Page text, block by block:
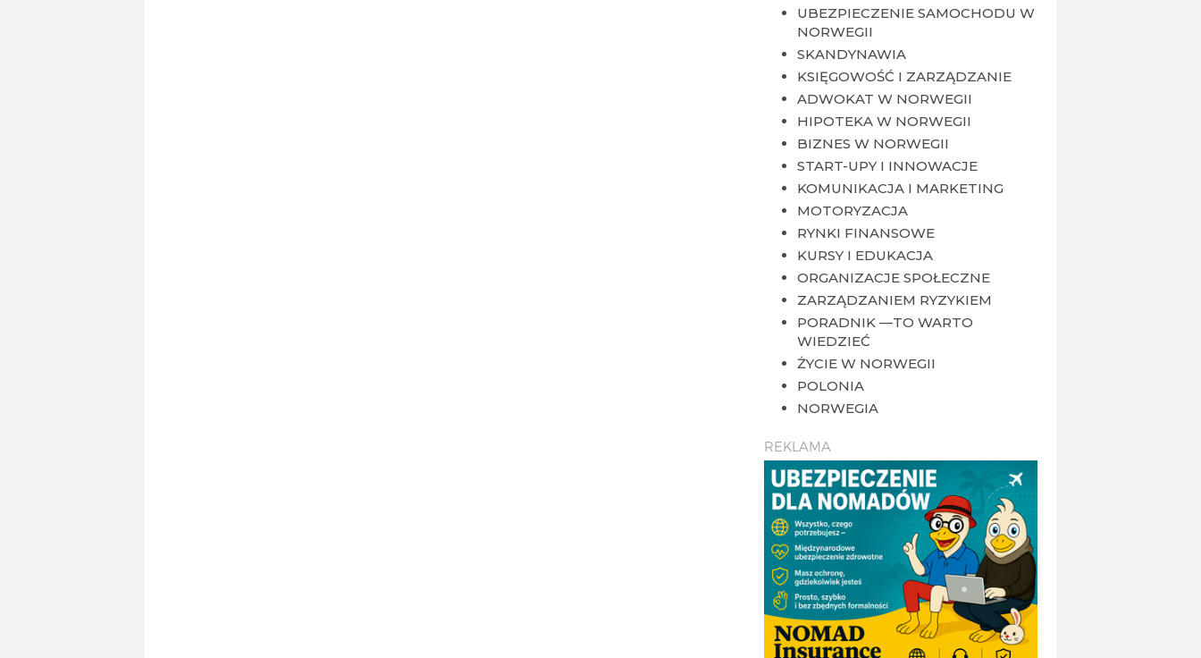
UBEZPIECZENIE SAMOCHODU W
NORWEGII
SKANDYNAWIA
KSIĘGOWOŚĆ I ZARZĄDZANIE
ADWOKAT W NORWEGII
HIPOTEKA W NORWEGII
BIZNES W NORWEGII
START-UPY I INNOWACJE
KOMUNIKACJA I MARKETING
MOTORYZACJA
RYNKI FINANSOWE
KURSY I EDUKACJA
ORGANIZACJE SPOŁECZNE
ZARZĄDZANIEM RYZYKIEM
PORADNIK —TO WARTO
WIEDZIEĆ
ŻYCIE W NORWEGII
POLONIA
NORWEGIA
REKLAMA